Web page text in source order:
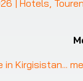
| Hotels,
in Kirgisistan...